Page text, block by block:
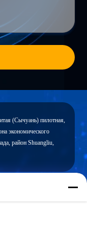
(Сычуань) пилотная,
экономического
район Shuangliu,